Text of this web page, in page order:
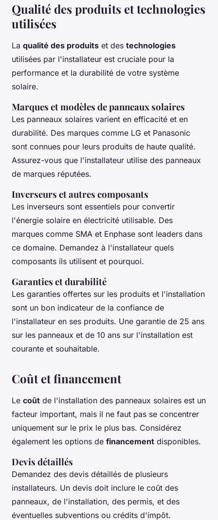
Qualité des produits et technologies
utilisées
La qualité des produits et des technologies
utilisées par l'installateur est cruciale pour la
performance et la durabilité de votre système
solaire.
Marques et modèles de panneaux solaires
Les panneaux solaires varient en efficacité et en
durabilité. Des marques comme LG et Panasonic
sont connues pour leurs produits de haute qualité.
Assurez-vous que l'installateur utilise des panneaux
de marques réputées.
Inverseurs et autres composants
Les inverseurs sont essentiels pour convertir
l'énergie solaire en électricité utilisable. Des
marques comme SMA et Enphase sont leaders dans
ce domaine. Demandez à l'installateur quels
composants ils utilisent et pourquoi.
Garanties et durabilité
Les garanties offertes sur les produits et l'installation
sont un bon indicateur de la confiance de
l'installateur en ses produits. Une garantie de 25 ans
sur les panneaux et de 10 ans sur l'installation est
courante et souhaitable.
Coût et financement
Le coût de l'installation des panneaux solaires est un
facteur important, mais il ne faut pas se concentrer
uniquement sur le prix le plus bas. Considérez
également les options de financement disponibles.
Devis détaillés
Demandez des devis détaillés de plusieurs
installateurs. Un devis doit inclure le coût des
panneaux, de l'installation, des permis, et des
éventuelles subventions ou crédits d'impôt.